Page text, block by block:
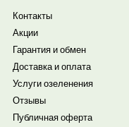
Контакты
Акции
Гарантия и обмен
Доставка и оплата
Услуги озеленения
Отзывы
Публичная оферта